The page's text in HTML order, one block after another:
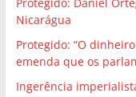
Nicarágua
Protegido: “O
emenda que os
Ingerência